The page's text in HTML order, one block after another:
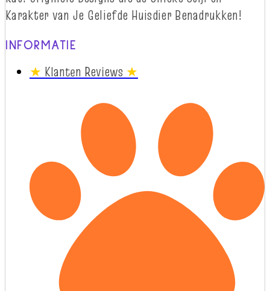
Karakter van Je Geliefde Huisdier Benadrukken!
INFORMATIE
★ Klanten Reviews ★